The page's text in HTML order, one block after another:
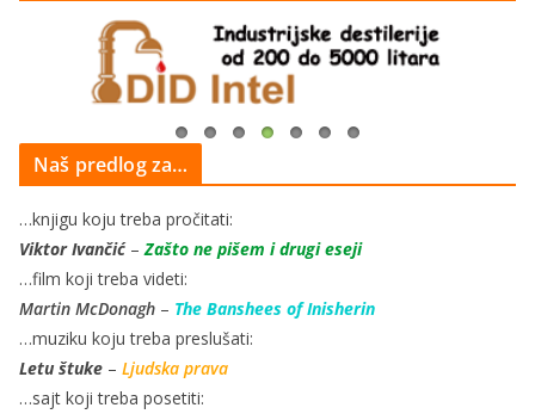
Naš predlog za…
…knjigu koju treba pročitati:
Viktor Ivančić– Zašto ne pišem i drugi eseji
…film koji treba videti:
Martin McDonagh – The Banshees of Inisherin
…muziku koju treba preslušati:
Letu štuke – Ljudska prava
…sajt koji treba posetiti: